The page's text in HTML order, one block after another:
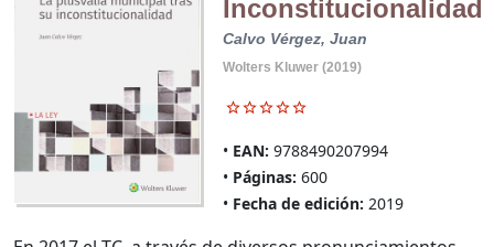
Inconstitucionalidad
Calvo Vérgez, Juan
Wolters Kluwer (2019)
EAN: 9788490207994
Páginas: 600
Fecha de edición: 2019